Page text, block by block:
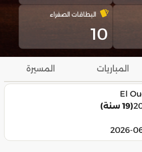
البطاقات الصفراء
10
المباريات المسيرة
El
(19 سنة)
2026-